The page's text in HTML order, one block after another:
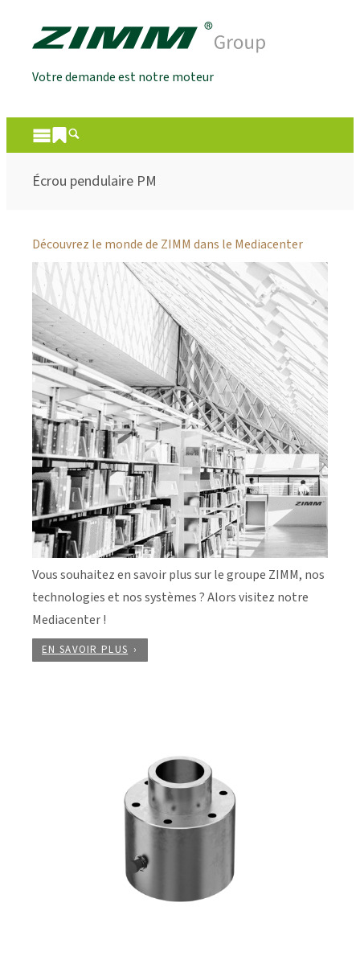
Votre demande est notre moteur
Écrou pendulaire PM
Découvrez le monde de ZIMM dans le Mediacenter
Vous souhaitez en savoir plus sur le groupe ZIMM, nos
technologies et nos systèmes ? Alors visitez notre
Mediacenter !
EN SAVOIR PLUS